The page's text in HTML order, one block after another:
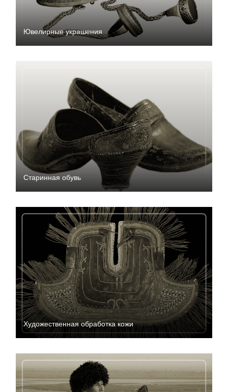
Ювелирные украшения
Старинная обувь
Художественная обработка кожи